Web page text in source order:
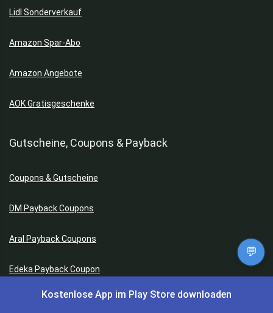
Lidl Sonderverkauf
Amazon Spar-Abo
Amazon Angebote
AOK Gratisgeschenke
Gutscheine, Coupons & Payback
Coupons & Gutscheine
DM Payback Coupons
Aral Payback Coupons
Edeka Payback Coupon
Burger King Gutscheine
💬
Kostenlose App im Play Store downloaden